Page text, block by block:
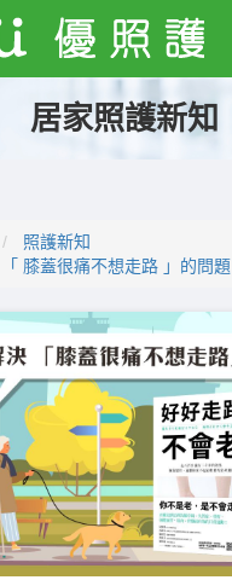
居家照護新知
照護新知
膝蓋很痛不想走路 」的問題